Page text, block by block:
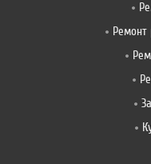
Ремонт